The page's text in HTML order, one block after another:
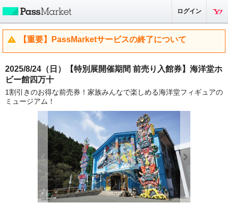
ログイン
【重要】PassMarketサービスの終了について
2025/8/24（日）【特別展開催期間 前売り入館券】海洋堂ホ
ビー館四万十
1割引きのお得な前売券！家族みんなで楽しめる海洋堂フィギュアの
ミュージアム！